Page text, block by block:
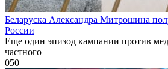
Беларуска Александра Митрошина
России
Еще один эпизод кампании против
частного
050